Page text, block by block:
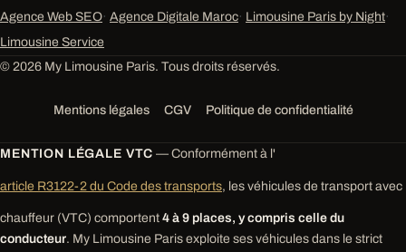
Agence Web SEO· Agence Digitale Maroc· Limousine Paris by Night·
Limousine Service
© 2026 My Limousine Paris. Tous droits réservés.
Mentions légales CGV Politique de confidentialité
MENTION LÉGALE VTC — Conformément à l'
article R3122-2 du Code des transports, les véhicules de transport avec
chauffeur (VTC) comportent 4 à 9 places, y compris celle du
conducteur. My Limousine Paris exploite ses véhicules dans le strict